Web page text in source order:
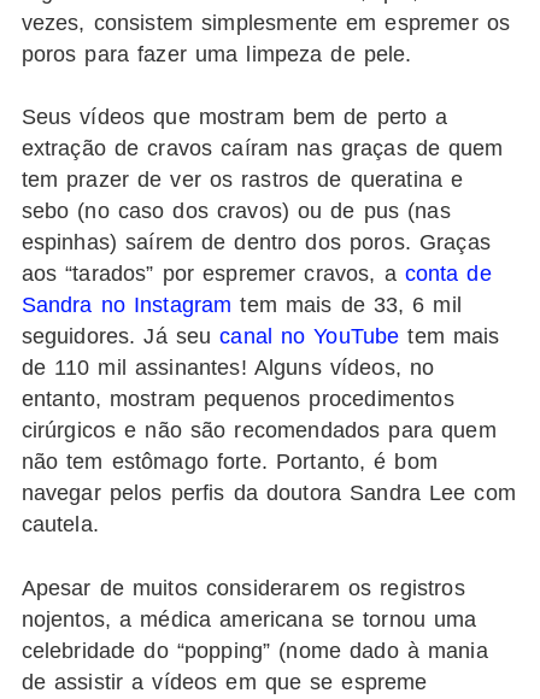
vezes, consistem simplesmente em espremer os
poros para fazer uma limpeza de pele.
Seus vídeos que mostram bem de perto a
extração de cravos caíram nas graças de quem
tem prazer de ver os rastros de queratina e
sebo (no caso dos cravos) ou de pus (nas
espinhas) saírem de dentro dos poros. Graças
aos “tarados” por espremer cravos, a conta de
Sandra no Instagram tem mais de 33, 6 mil
seguidores. Já seucanal no YouTube tem mais
de 110 mil assinantes! Alguns vídeos, no
entanto, mostram pequenos procedimentos
cirúrgicos e não são recomendados para quem
não tem estômago forte. Portanto, é bom
navegar pelos perfis da doutora Sandra Lee com
cautela.
Apesar de muitos considerarem os registros
nojentos, a médica americana se tornou uma
celebridade do “popping” (nome dado à mania
de assistir a vídeos em que se espreme